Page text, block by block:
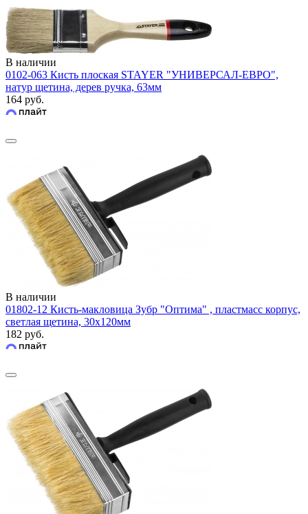
В наличии
0102-063 Кисть плоская STAYER "УНИВЕРСАЛ-ЕВРО",
натур щетина, дерев ручка, 63мм
164 руб.
В наличии
01802-12 Кисть-макловица Зубр "Оптима" , пластмасс корпус,
светлая щетина, 30х120мм
182 руб.